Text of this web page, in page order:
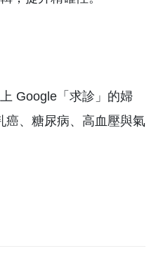
Google「求診」的婦
癌、糖尿病、高血壓與氣